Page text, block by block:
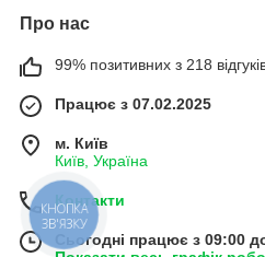
Про нас
99% позитивних з 218
Працює з 07.02.2025
м. Київ
Київ, Україна
Контакти
Сьогодні працює з 09:00
КНОПКА
ЗВ'ЯЗКУ